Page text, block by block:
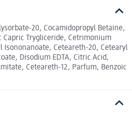
20, Cocamidopropyl Betaine,
Capric Trygliceride, Cetrimonium
Isononanoate, Ceteareth-20, Cetearyl
Disodium EDTA, Citric Acid,
Ceteareth-12, Parfum, Benzoic